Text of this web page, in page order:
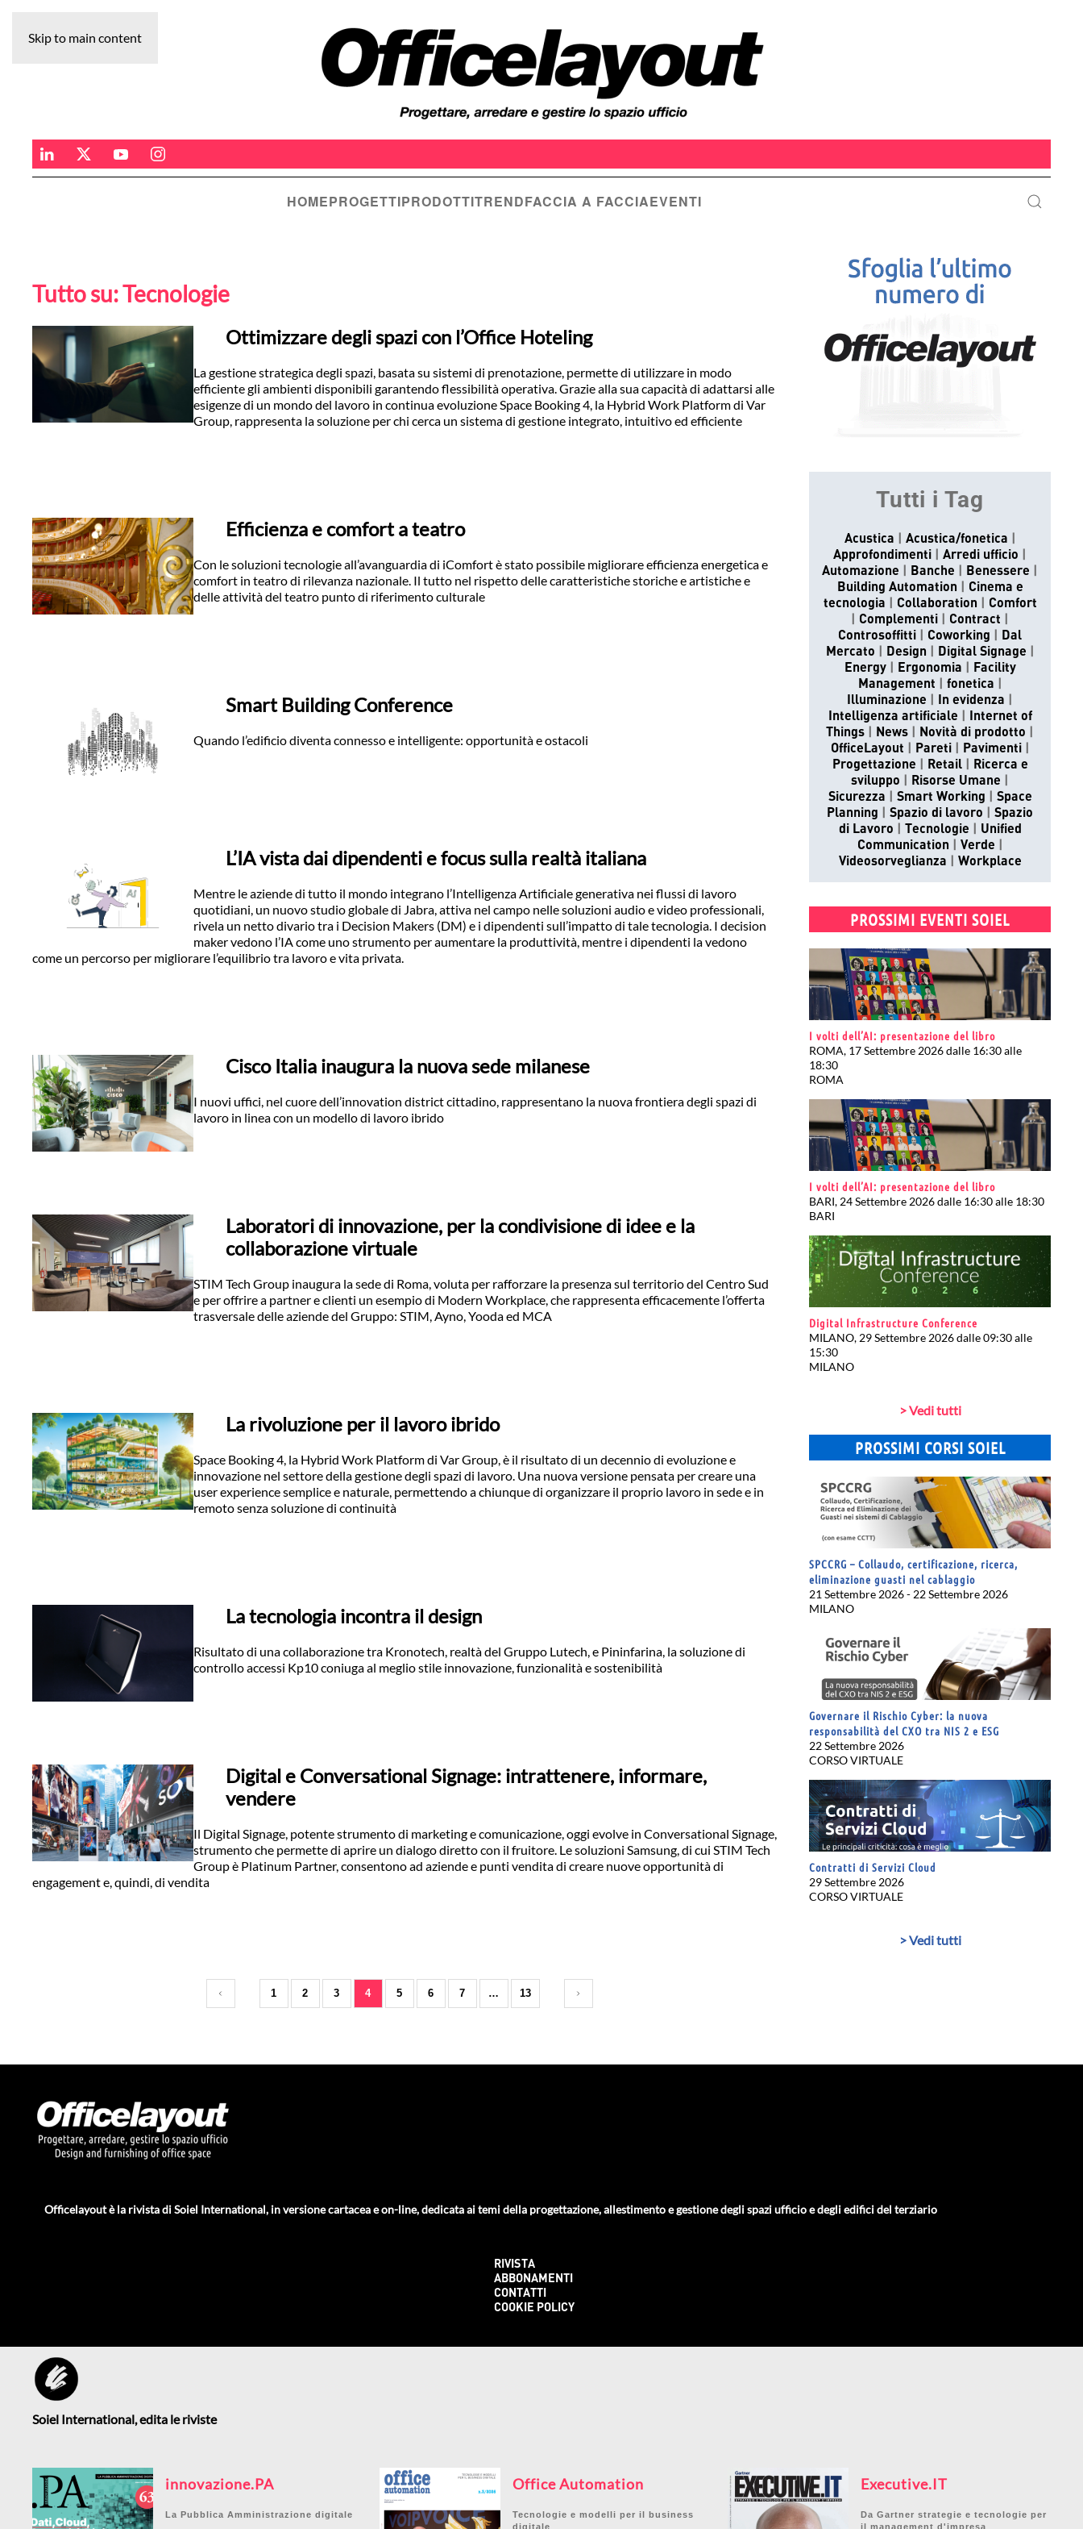
Skip to main content
HOMEPROGETTIPRODOTTITRENDFACCIA A FACCIAEVENTI
Tutto su:Tecnologie
Ottimizzare degli spazi con l’Office Hoteling
La gestione strategica degli spazi, basata su sistemi di prenotazione, permette di utilizzare in modo
efficiente gli ambienti disponibili garantendo flessibilità operativa. Grazie alla sua capacità di adattarsi alle
esigenze di un mondo del lavoro in continua evoluzione Space Booking 4, la Hybrid Work Platform di Var
Group, rappresenta la soluzione per chi cerca un sistema di gestione integrato, intuitivo ed efficiente
Efficienza e comfort a teatro
Con le soluzioni tecnologie all’avanguardia di iComfort è stato possibile migliorare efficienza energetica e
comfort in teatro di rilevanza nazionale. Il tutto nel rispetto delle caratteristiche storiche e artistiche e
delle attività del teatro punto di riferimento culturale
Smart Building Conference
Quando l’edificio diventa connesso e intelligente: opportunità e ostacoli
L’IA vista dai dipendenti e focus sulla realtà italiana
Mentre le aziende di tutto il mondo integrano l’Intelligenza Artificiale generativa nei flussi di lavoro
quotidiani, un nuovo studio globale di Jabra, attiva nel campo nelle soluzioni audio e video professionali,
rivela un netto divario tra i Decision Makers (DM) e i dipendenti sull’impatto di tale tecnologia. I decision
maker vedono l’IA come uno strumento per aumentare la produttività, mentre i dipendenti la vedono
come un percorso per migliorare l’equilibrio tra lavoro e vita privata.
Cisco Italia inaugura la nuova sede milanese
I nuovi uffici, nel cuore dell’innovation district cittadino, rappresentano la nuova frontiera degli spazi di
lavoro in linea con un modello di lavoro ibrido
Laboratori di innovazione, per la condivisione di idee e la
collaborazione virtuale
STIM Tech Group inaugura la sede di Roma, voluta per rafforzare la presenza sul territorio del Centro Sud
e per offrire a partner e clienti un esempio di Modern Workplace, che rappresenta efficacemente l’offerta
trasversale delle aziende del Gruppo: STIM, Ayno, Yooda ed MCA
La rivoluzione per il lavoro ibrido
Space Booking 4, la Hybrid Work Platform di Var Group, è il risultato di un decennio di evoluzione e
innovazione nel settore della gestione degli spazi di lavoro. Una nuova versione pensata per creare una
user experience semplice e naturale, permettendo a chiunque di organizzare il proprio lavoro in sede e in
remoto senza soluzione di continuità
La tecnologia incontra il design
Risultato di una collaborazione tra Kronotech, realtà del Gruppo Lutech, e Pininfarina, la soluzione di
controllo accessi Kp10 coniuga al meglio stile innovazione, funzionalità e sostenibilità
Digital e Conversational Signage: intrattenere, informare,
vendere
Il Digital Signage, potente strumento di marketing e comunicazione, oggi evolve in Conversational Signage,
strumento che permette di aprire un dialogo diretto con il fruitore. Le soluzioni Samsung, di cui STIM Tech
Group è Platinum Partner, consentono ad aziende e punti vendita di creare nuove opportunità di
engagement e, quindi, di vendita
1 2 3 4 5 6 7 … 13
Tutti i Tag
Acustica
Acustica/fonetica
Approfondimenti
Arredi ufficio
Automazione
Banche
Benessere
Building Automation
Cinema e
tecnologia
Collaboration
Comfort
Complementi
Contract
Controsoffitti
Coworking
Dal
Mercato
Design
Digital Signage
Energy
Ergonomia
Facility
Management
fonetica
Illuminazione
In evidenza
Intelligenza artificiale
Internet of
Things
News
Novità di prodotto
OfficeLayout
Pareti
Pavimenti
Progettazione
Retail
Ricerca e
sviluppo
Risorse Umane
Sicurezza
Smart Working
Space
Planning
Spazio di lavoro
Spazio
di Lavoro
Tecnologie
Unified
Communication
Verde
Videosorveglianza
Workplace
PROSSIMI EVENTI SOIEL
I volti dell’AI: presentazione del libro
ROMA, 17 Settembre 2026 dalle 16:30 alle
18:30
ROMA
I volti dell’AI: presentazione del libro
BARI, 24 Settembre 2026 dalle 16:30 alle 18:30
BARI
Digital Infrastructure Conference
MILANO, 29 Settembre 2026 dalle 09:30 alle
15:30
MILANO
> Vedi tutti
PROSSIMI CORSI SOIEL
SPCCRG – Collaudo, certificazione, ricerca,
eliminazione guasti nel cablaggio
21 Settembre 2026 - 22 Settembre 2026
MILANO
Governare il Rischio Cyber: la nuova
responsabilità del CXO tra NIS 2 e ESG
22 Settembre 2026
CORSO VIRTUALE
Contratti di Servizi Cloud
29 Settembre 2026
CORSO VIRTUALE
> Vedi tutti
Officelayout è la rivista di Soiel International, in versione cartacea e on-line, dedicata ai temi della progettazione, allestimento e gestione degli spazi ufficio e degli edifici del terziario
RIVISTA
ABBONAMENTI
CONTATTI
COOKIE POLICY
Soiel International, edita le riviste
innovazione.PA
La Pubblica Amministrazione digitale
Office Automation
Tecnologie e modelli per il business
digitale
Executive.IT
Da Gartner strategie e tecnologie per
il management d'impresa